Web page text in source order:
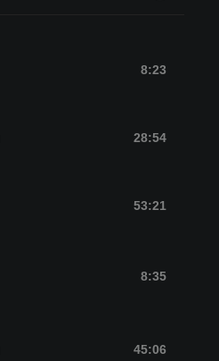
8:23
28:54
53:21
8:35
45:06